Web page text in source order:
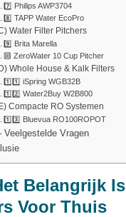
7️⃣ Philips AWP3704
8️⃣ TAPP Water EcoPro
Water Filter Pitchers
9️⃣ Brita Marella
🔟 ZeroWater 10 Cup Pitcher
Whole House & Kalk Filters
1️⃣1️⃣ iSpring WGB32B
1️⃣2️⃣ Water2Buy W2B800
Compacte RO Systemen
1️⃣3️⃣ Bluevua RO100ROPOT
Veelgestelde Vragen
Belangrijk Is
Voor Thuis